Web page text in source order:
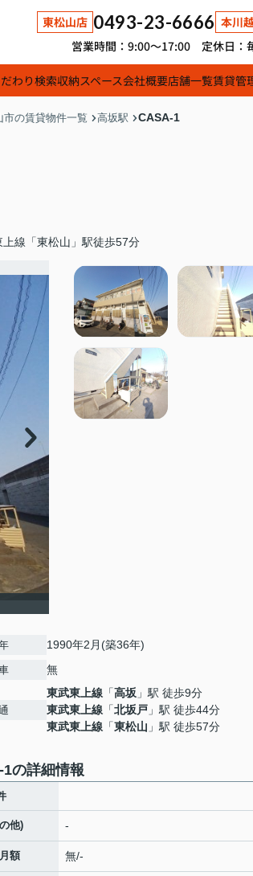
東松山店 0493-23-6666 本川
営業時間：9:00～17:00 定休日：
わり検索収納スペース会社概要店舗一覧賃貸管
市の賃貸物件一覧 高坂駅 CASA-1
上線「東松山」駅徒歩57分
1990年2月(築36年)
無
東武東上線 「高坂 」駅 徒歩9分
東武東上線 「北坂戸 」駅 徒歩44分
東武東上線 「東松山 」駅 徒歩57分
の詳細情報
他) -
額 無/-